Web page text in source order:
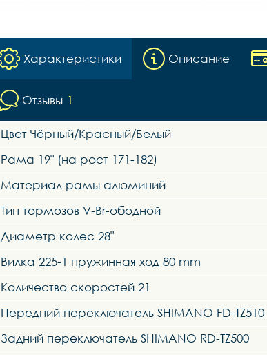
Характеристики Описание
Отзывы 1
Цвет Чёрный/Красный/Белый
Рама 19" (на рост 171-182)
Материал рамы алюминий
Тип тормозов V-Br-ободной
Диаметр колес 28"
Вилка 225-1 пружинная ход 80 mm
Количество скоростей 21
Передний переключатель SHIMANO FD-TZ510
Задний переключатель SHIMANO RD-TZ500